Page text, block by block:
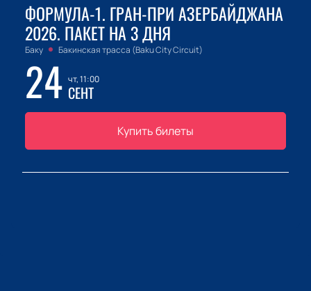
ФОРМУЛА-1. ГРАН-ПРИ АЗЕРБАЙДЖАНА
2026. ПАКЕТ НА 3 ДНЯ
Баку Бакинская трасса (Baku City Circuit)
24 чт, 11:00
СЕНТ
Купить билеты